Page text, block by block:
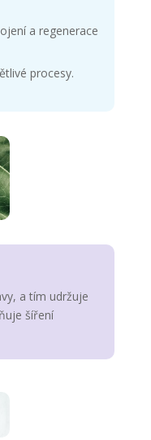
a regenerace
procesy.
a tím udržuje
šíření